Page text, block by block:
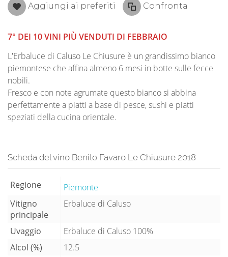
Aggiungi ai preferiti Confronta
7° DEI 10 VINI PIÙ VENDUTI DI FEBBRAIO
L'Erbaluce di Caluso Le Chiusure è un grandissimo bianco
piemontese che affina almeno 6 mesi in botte sulle fecce
nobili.
Fresco e con note agrumate questo bianco si abbina
perfettamente a piatti a base di pesce, sushi e piatti
speziati della cucina orientale.
Scheda del vino Benito Favaro Le Chiusure 2018
Regione
Piemonte
Vitigno
principale
Erbaluce di Caluso
Uvaggio
Erbaluce di Caluso 100%
Alcol (%)
12.5